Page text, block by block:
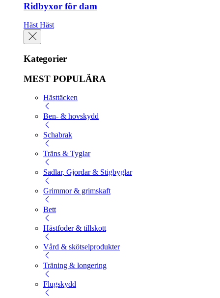
Ridbyxor för dam
Häst Häst
Kategorier
MEST POPULÄRA
Hästtäcken
Ben- & hovskydd
Schabrak
Träns & Tyglar
Sadlar, Gjordar & Stigbyglar
Grimmor & grimskaft
Bett
Hästfoder & tillskott
Vård & skötselprodukter
Träning & longering
Flugskydd